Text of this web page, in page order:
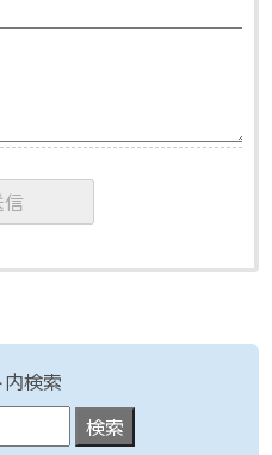
検索